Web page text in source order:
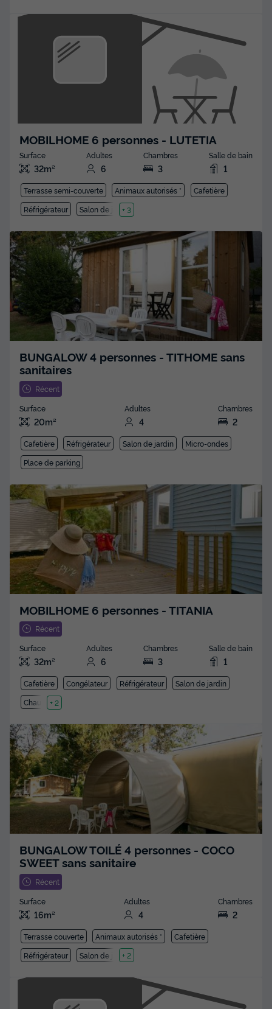
MOBILHOME 6 personnes - LUTETIA
Surface
32m²
Adultes
6
Chambres
3
Salle de bain
1
Terrasse semi-couverte Animaux autorisés *
Cafetière
Réfrigérateur
Salon de jardin
+ 3
BUNGALOW 4 personnes - TITHOME sans
sanitaires
Récent
Surface
20m²
Adultes
4
Chambres
2
Cafetière Réfrigérateur Salon de jardin
Micro-ondes
Place de parking
MOBILHOME 6 personnes - TITANIA
Récent
Surface
32m²
Adultes
6
Chambres
3
Salle de bain
1
Cafetière Congélateur Réfrigérateur
Salon de jardin
Chauffage
+ 2
BUNGALOW TOILÉ 4 personnes - COCO
SWEET sans sanitaire
Récent
Surface
16m²
Adultes
4
Chambres
2
Terrasse couverte Animaux autorisés *
Cafetière
Réfrigérateur
Salon de jardin
+ 2